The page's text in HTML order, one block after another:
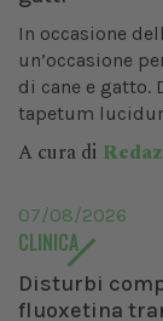
In occasione
un’occasione
di cane e gatto.
tapetum
A cura di
07/08/2026
CLINICA
Disturbi
fluoxetina